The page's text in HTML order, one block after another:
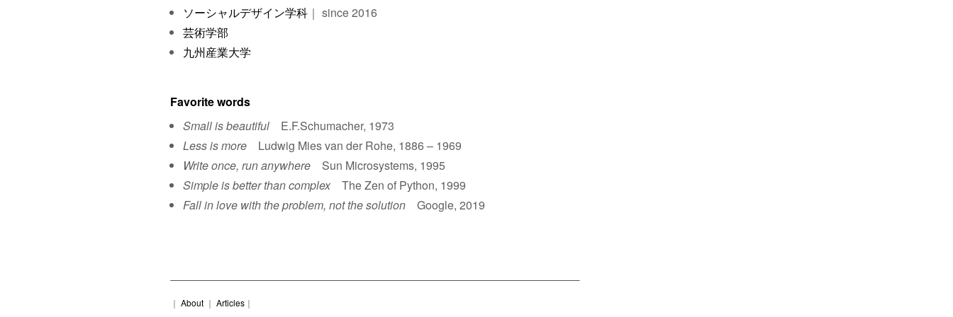
ソーシャルデザイン学科｜ since 2016
芸術学部
九州産業大学
Favorite words
Small is beautifulE.F.Schumacher, 1973
Less is moreLudwig Mies van der Rohe, 1886 – 1969
Write once, run anywhereSun Microsystems, 1995
Simple is better than complexThe Zen of Python, 1999
Fall in love with the problem, not the solutionGoogle, 2019
｜ About ｜ Articles ｜